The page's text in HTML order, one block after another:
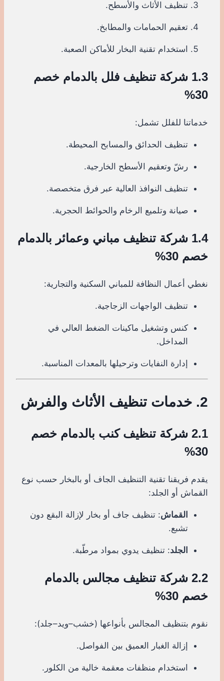
تنظيف الأثاث والأسطح.
تعقيم الحمامات والمطابخ.
استخدام تقنية البخار للأماكن الصعبة.
1.3 شركة تنظيف فلل بالدمام خصم
30%
خدماتنا للفلل تشمل:
تنظيف الحدائق والمسابح المحيطة.
رشّ وتعقيم الأسطح الخارجية.
تنظيف النوافذ العالية عبر فرق متخصصة.
صيانة وتلميع الرخام والحوائط الحجرية.
1.4 شركة تنظيف مباني وعمائر بالدمام
خصم 30%
نغطي أعمال النظافة للمباني السكنية والتجارية:
تنظيف الواجهات الزجاجية.
كنس وتشغيل ماكينات الضغط العالي في
المداخل.
إدارة النفايات وترحيلها بالمعدات المناسبة.
2. خدمات تنظيف الأثاث والفرش
2.1 شركة تنظيف كنب بالدمام خصم
30%
يقدم فريقنا تقنية التنظيف الجاف أو بالبخار حسب نوع
القماش أو الجلد:
القماش: تنظيف جاف أو بخار لإزالة البقع دون
تشبع.
الجلد: تنظيف يدوي بمواد مرطّبة.
2.2 شركة تنظيف مجالس بالدمام
خصم 30%
نقوم بتنظيف المجالس بأنواعها (خشب–ويد–جلد):
إزالة الغبار العميق بين الفواصل.
استخدام منظفات معقمة خالية من الكلور.